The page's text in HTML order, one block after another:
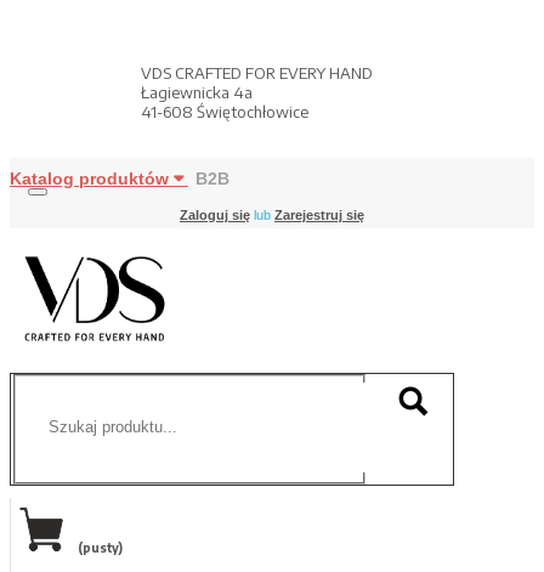
VDS CRAFTED FOR EVERY HAND
Łagiewnicka 4a
41-608 Świętochłowice
Katalog produktów B2B
Zaloguj się lub Zarejestruj się
(pusty)